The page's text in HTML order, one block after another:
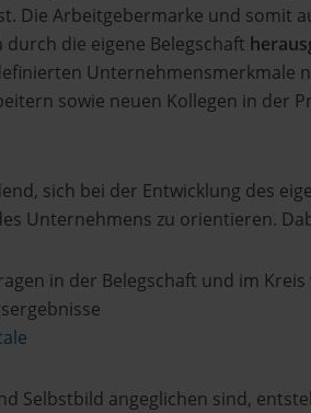
Die Arbeitgebermarke und somit
die eigene Belegschaft
Unternehmensmerkmale
sowie neuen Kollegen in der
sich bei der Entwicklung des
Unternehmens zu orientieren.
in der Belegschaft und im
Selbstbild angeglichen sind,